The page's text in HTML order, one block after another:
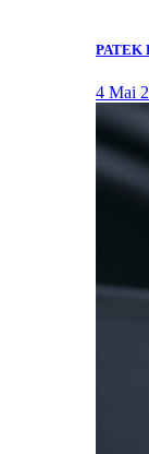
PATEK
4 Mai